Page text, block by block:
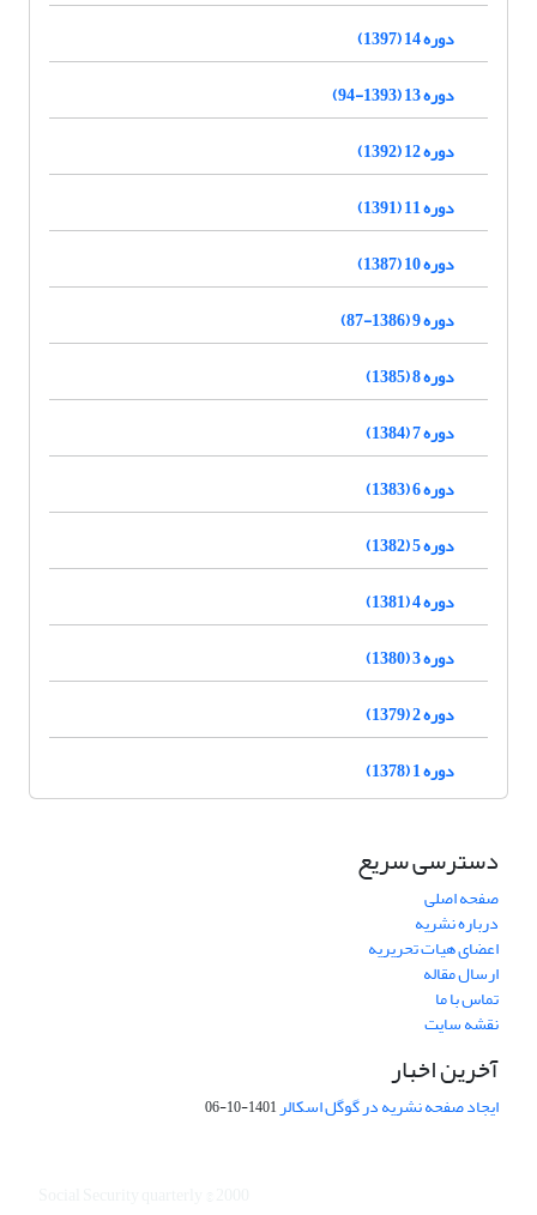
دوره 14 (1397)
دوره 13 (1393-94)
دوره 12 (1392)
دوره 11 (1391)
دوره 10 (1387)
دوره 9 (1386-87)
دوره 8 (1385)
دوره 7 (1384)
دوره 6 (1383)
دوره 5 (1382)
دوره 4 (1381)
دوره 3 (1380)
دوره 2 (1379)
دوره 1 (1378)
دسترسی سریع
صفحه اصلی
درباره نشریه
اعضای هیات تحریریه
ارسال مقاله
تماس با ما
نقشه سایت
آخرین اخبار
ایجاد صفحه نشریه در گوگل اسکالر1401-10-06